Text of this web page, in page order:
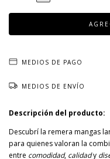
MEDIOS DE PAGO
MEDIOS DE ENVÍO
Descripción del producto:
Descubrí la remera mangas
para quienes valoran la
entre comodidad, calidady